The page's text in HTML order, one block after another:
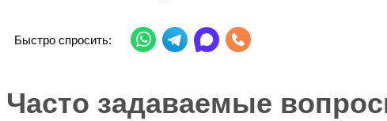
Быстро спросить:
Часто задаваемые